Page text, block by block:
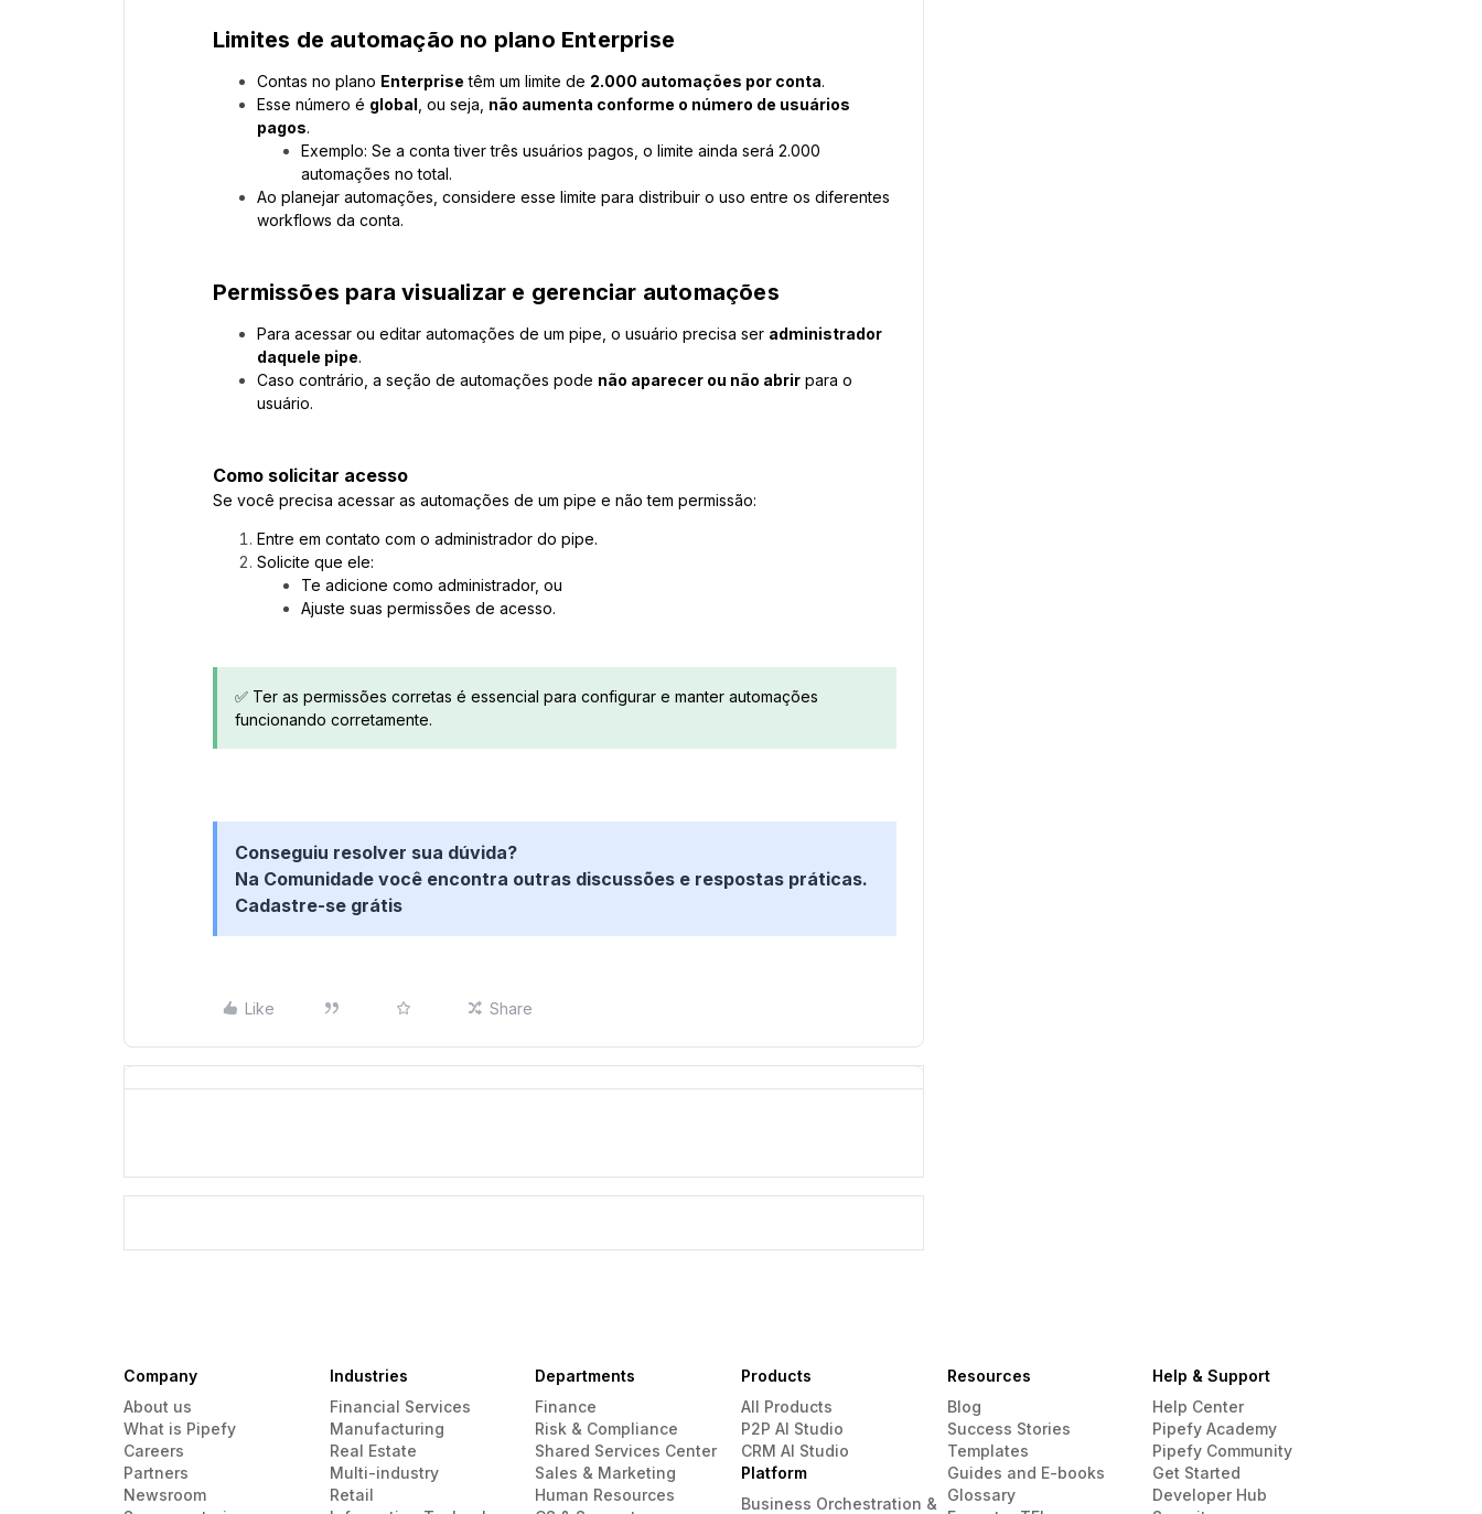
Limites de automação no plano Enterprise
Contas no plano Enterprise têm um limite de 2.000 automações por conta.
Esse número é global, ou seja, não aumenta conforme o número de usuários
pagos.
Exemplo: Se a conta tiver três usuários pagos, o limite ainda será 2.000
automações no total.
Ao planejar automações, considere esse limite para distribuir o uso entre os diferentes
workflows da conta.
Permissões para visualizar e gerenciar automações
Para acessar ou editar automações de um pipe, o usuário precisa ser administrador
daquele pipe.
Caso contrário, a seção de automações pode não aparecer ou não abrir para o
usuário.
Como solicitar acesso
Se você precisa acessar as automações de um pipe e não tem permissão:
Entre em contato com o administrador do pipe.
Solicite que ele:
Te adicione como administrador, ou
Ajuste suas permissões de acesso.
✅ Ter as permissões corretas é essencial para configurar e manter automações
funcionando corretamente.
Conseguiu resolver sua dúvida?
Na Comunidade você encontra outras discussões e respostas práticas.
Cadastre-se grátis
Like Share
Company
About us
What is Pipefy
Careers
Partners
Newsroom
Industries
Financial Services
Manufacturing
Real Estate
Multi-industry
Retail
Departments
Finance
Risk & Compliance
Shared Services Center
Sales & Marketing
Human Resources
Products
All Products
P2P AI Studio
CRM AI Studio
Platform
Business Orchestration &
Resources
Blog
Success Stories
Templates
Guides and E-books
Glossary
Help & Support
Help Center
Pipefy Academy
Pipefy Community
Get Started
Developer Hub